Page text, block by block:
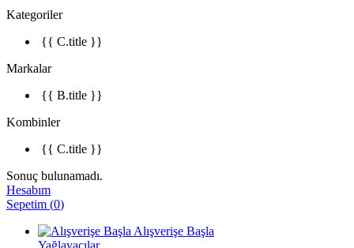
Kategoriler
{{ C.title }}
Markalar
{{ B.title }}
Kombinler
{{ C.title }}
Sonuç bulunamadı.
Hesabım
Sepetim (0)
Alışverişe Başla
Yağlayacılar